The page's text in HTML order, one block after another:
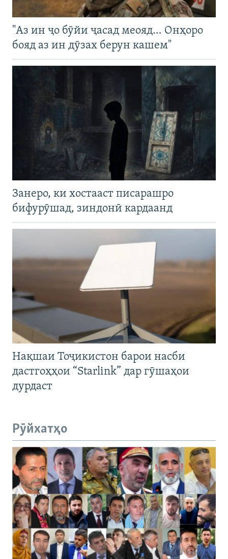
"Аз ин ҷо бӯйи ҷасад меояд… Онҳоро
бояд аз ин дӯзах берун кашем"
Занеро, ки хостааст писарашро
бифурӯшад, зиндонӣ кардаанд
Нақшаи Тоҷикистон барои насби
дастгоҳҳои “Starlink” дар гӯшаҳои
дурдаст
Рӯйхатҳо